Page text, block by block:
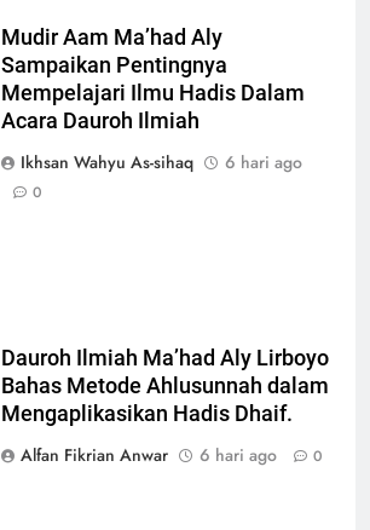
Mudir Aam Ma’had Aly
Sampaikan Pentingnya
Mempelajari Ilmu Hadis Dalam
Acara Dauroh Ilmiah
Ikhsan Wahyu As-sihaq
6 hari ago
0
Dauroh Ilmiah Ma’had Aly Lirboyo
Bahas Metode Ahlusunnah dalam
Mengaplikasikan Hadis Dhaif.
Alfan Fikrian Anwar
6 hari ago 0